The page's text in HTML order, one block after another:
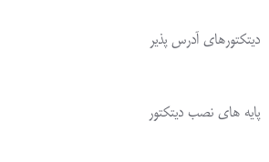
دیتکتورهای آدرس پذیر
پایه های نصب دیتکتور